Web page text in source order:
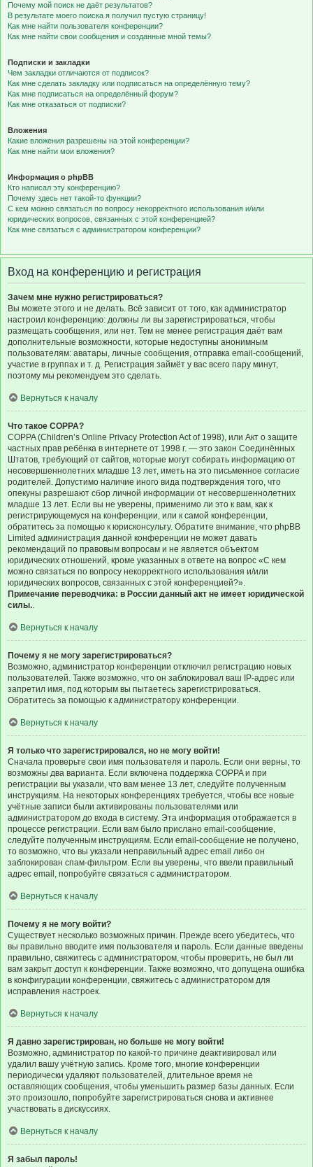
Почему мой поиск не даёт результатов?
В результате моего поиска я получил пустую страницу!
Как мне найти пользователя конференции?
Как мне найти свои сообщения и созданные мной темы?
Подписки и закладки
Чем закладки отличаются от подписок?
Как мне сделать закладку или подписаться на определённую тему?
Как мне подписаться на определённый форум?
Как мне отказаться от подписки?
Вложения
Какие вложения разрешены на этой конференции?
Как мне найти мои вложения?
Информация о phpBB
Кто написал эту конференцию?
Почему здесь нет такой-то функции?
С кем можно связаться по вопросу некорректного использования и/или
юридических вопросов, связанных с этой конференцией?
Как мне связаться с администратором конференции?
Вход на конференцию и регистрация
Зачем мне нужно регистрироваться?
Вы можете этого и не делать. Всё зависит от того, как администратор
настроил конференцию: должны ли вы зарегистрироваться, чтобы
размещать сообщения, или нет. Тем не менее регистрация даёт вам
дополнительные возможности, которые недоступны анонимным
пользователям: аватары, личные сообщения, отправка email-сообщений,
участие в группах и т. д. Регистрация займёт у вас всего пару минут,
поэтому мы рекомендуем это сделать.
Вернуться к началу
Что такое COPPA?
COPPA (Children’s Online Privacy Protection Act of 1998), или Акт о защите
частных прав ребёнка в интернете от 1998 г. — это закон Соединённых
Штатов, требующий от сайтов, которые могут собирать информацию от
несовершеннолетних младше 13 лет, иметь на это письменное согласие
родителей. Допустимо наличие иного вида подтверждения того, что
опекуны разрешают сбор личной информации от несовершеннолетних
младше 13 лет. Если вы не уверены, применимо ли это к вам, как к
регистрирующемуся на конференции, или к самой конференции,
обратитесь за помощью к юрисконсульту. Обратите внимание, что phpBB
Limited администрация данной конференции не может давать
рекомендаций по правовым вопросам и не является объектом
юридических отношений, кроме указанных в ответе на вопрос «С кем
можно связаться по вопросу некорректного использования и/или
юридических вопросов, связанных с этой конференцией?».
Примечание переводчика: в России данный акт не имеет юридической
силы..
Вернуться к началу
Почему я не могу зарегистрироваться?
Возможно, администратор конференции отключил регистрацию новых
пользователей. Также возможно, что он заблокировал ваш IP-адрес или
запретил имя, под которым вы пытаетесь зарегистрироваться.
Обратитесь за помощью к администратору конференции.
Вернуться к началу
Я только что зарегистрировался, но не могу войти!
Сначала проверьте свои имя пользователя и пароль. Если они верны, то
возможны два варианта. Если включена поддержка COPPA и при
регистрации вы указали, что вам менее 13 лет, следуйте полученным
инструкциям. На некоторых конференциях требуется, чтобы все новые
учётные записи были активированы пользователями или
администратором до входа в систему. Эта информация отображается в
процессе регистрации. Если вам было прислано email-сообщение,
следуйте полученным инструкциям. Если email-сообщение не получено,
то возможно, что вы указали неправильный адрес email либо он
заблокирован спам-фильтром. Если вы уверены, что ввели правильный
адрес email, попробуйте связаться с администратором.
Вернуться к началу
Почему я не могу войти?
Существует несколько возможных причин. Прежде всего убедитесь, что
вы правильно вводите имя пользователя и пароль. Если данные введены
правильно, свяжитесь с администратором, чтобы проверить, не был ли
вам закрыт доступ к конференции. Также возможно, что допущена ошибка
в конфигурации конференции, свяжитесь с администратором для
исправления настроек.
Вернуться к началу
Я давно зарегистрирован, но больше не могу войти!
Возможно, администратор по какой-то причине деактивировал или
удалил вашу учётную запись. Кроме того, многие конференции
периодически удаляют пользователей, длительное время не
оставляющих сообщения, чтобы уменьшить размер базы данных. Если
это произошло, попробуйте зарегистрироваться снова и активнее
участвовать в дискуссиях.
Вернуться к началу
Я забыл пароль!